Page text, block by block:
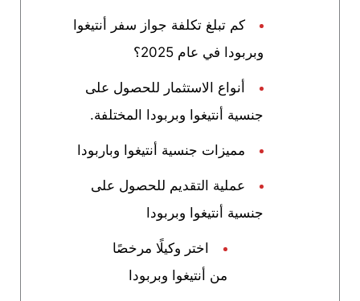
كم تبلغ تكلفة جواز سفر أنتيغوا
وبربودا في عام 2025؟
أنواع الاستثمار للحصول على
جنسية أنتيغوا وبربودا المختلفة.
مميزات جنسية أنتيغوا وباربودا
عملية التقديم للحصول على
جنسية أنتيغوا وبربودا
اختر وكيلًا مرخصًا
من أنتيغوا وبربودا